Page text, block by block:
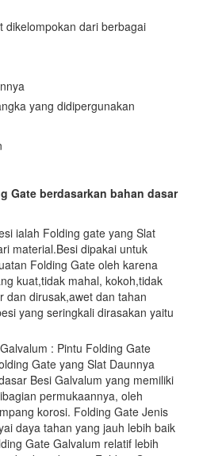
dikelompokan dari berbagai
yang didipergunakan
Gate berdasarkan bahan dasar
ialah Folding gate yang Slat
material.Besi dipakai untuk
Folding Gate oleh karena
kuat,tidak mahal, kokoh,tidak
dan dirusak,awet dan tahan
yang seringkali dirasakan yaitu
: Pintu Folding Gate
Gate yang Slat Daunnya
Besi Galvalum yang memiliki
permukaannya, oleh
korosi. Folding Gate Jenis
daya tahan yang jauh lebih baik
Gate Galvalum relatif lebih